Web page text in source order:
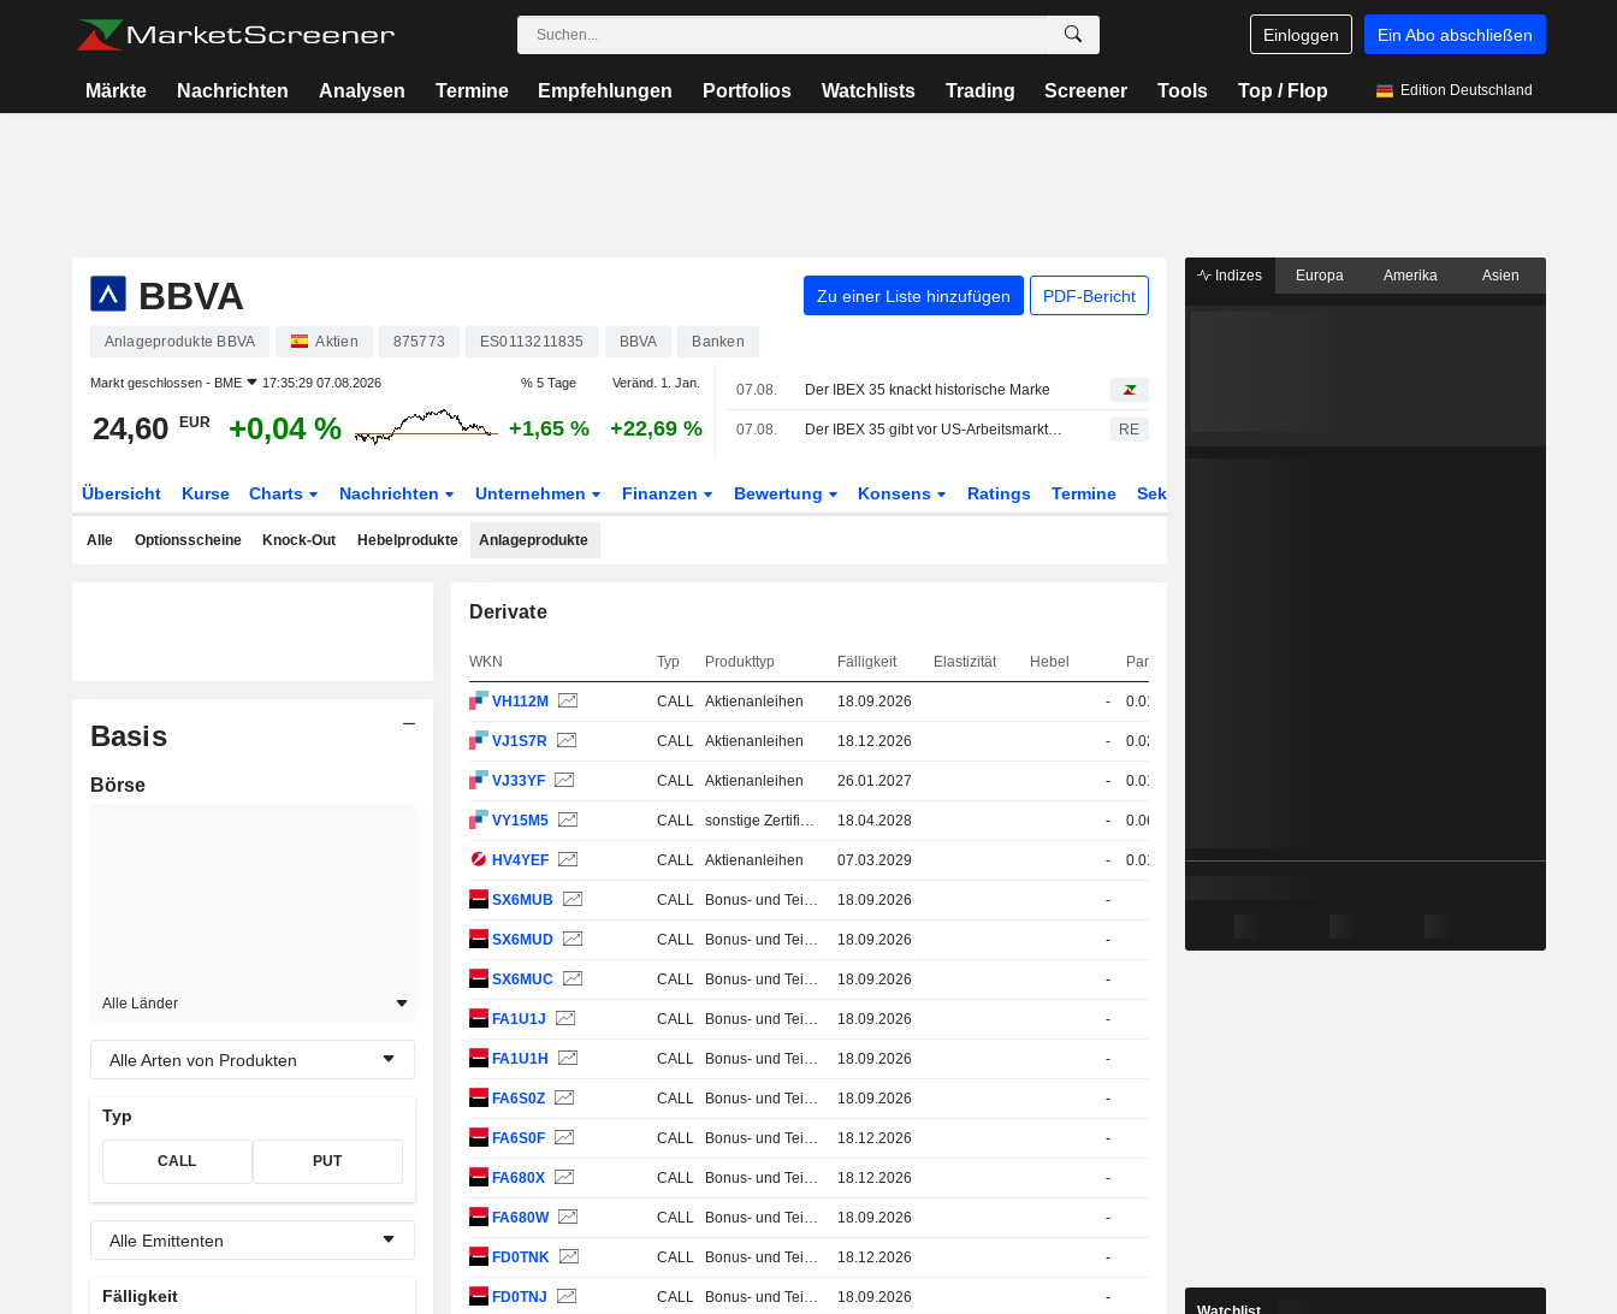
Einloggen Ein Abo abschließen
Märkte Nachrichten Analysen Termine Empfehlungen Portfolios Watchlists Trading Screener Tools Top / Flop Edition Deutschland
BBVA Zu einer Liste hinzufügen PDF-Bericht
Anlageprodukte BBVA Aktien 875773 ES0113211835 BBVA Banken
Markt geschlossen - BME 17:35:29 07.08.2026 % 5 Tage Veränd. 1. Jan.
24,60 EUR +0,04 % +1,65 % +22,69 %
07.08. Der IBEX 35 knackt historische Marke
07.08. Der IBEX 35 gibt vor US-Arbeitsmarktdaten nach, auf Wochensicht aber im Plus RE
Übersicht Kurse Charts Nachrichten Unternehmen Finanzen Bewertung Konsens Ratings Termine Sektor
Alle Optionsscheine Knock-Out Hebelprodukte Anlageprodukte
Basis
Börse
Alle Länder
Alle Arten von Produkten
Typ
CALL PUT
Alle Emittenten
Fälligkeit
Derivate
WKN Typ Produkttyp Fälligkeit Elastizität Hebel Parität
VH112M CALL Aktienanleihen 18.09.2026 - 0.016
VJ1S7R CALL Aktienanleihen 18.12.2026 - 0.021
VJ33YF CALL Aktienanleihen 26.01.2027 - 0.018
VY15M5 CALL sonstige Zertifikate 18.04.2028 - 0.063
HV4YEF CALL Aktienanleihen 07.03.2029 - 0.013 101,62EUR
SX6MUB CALL Bonus- und Teilschutz-Zertifikate 18.09.2026 -
SX6MUD CALL Bonus- und Teilschutz-Zertifikate 18.09.2026 -
SX6MUC CALL Bonus- und Teilschutz-Zertifikate 18.09.2026 -
FA1U1J CALL Bonus- und Teilschutz-Zertifikate 18.09.2026 -
FA1U1H CALL Bonus- und Teilschutz-Zertifikate 18.09.2026 -
FA6S0Z CALL Bonus- und Teilschutz-Zertifikate 18.09.2026 -
FA6S0F CALL Bonus- und Teilschutz-Zertifikate 18.12.2026 -
FA680X CALL Bonus- und Teilschutz-Zertifikate 18.12.2026 -
FA680W CALL Bonus- und Teilschutz-Zertifikate 18.09.2026 -
FD0TNK CALL Bonus- und Teilschutz-Zertifikate 18.12.2026 -
FD0TNJ CALL Bonus- und Teilschutz-Zertifikate 18.09.2026 -
Indizes Europa Amerika Asien